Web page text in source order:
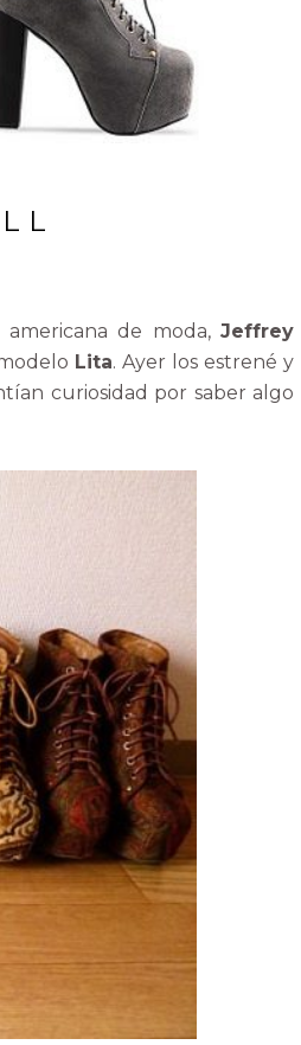
de moda, Jeffrey
Lita. Ayer los estrené y
curiosidad por saber algo